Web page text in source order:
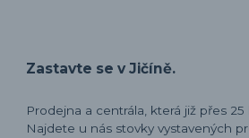
Zastavte se v Jičíně.
Prodejna a centrála, která již přes 25
Najdete u nás stovky vystavených